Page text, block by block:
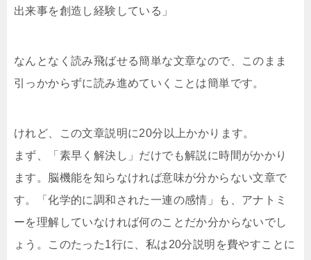
出来事を創造し経験している」
なんとなく読み飛ばせる簡単な文章なので、このまま
引っかからずに読み進めていくことは簡単です。
けれど、この文章説明に20分以上かかります。
まず、「素早く解決し」だけでも解説に時間がかかり
ます。脳機能を知らなければ意味が分からない文章で
す。「化学的に調和された一連の感情」も、アナトミ
ーを理解していなければ何のことだか分からないでし
ょう。このたった1行に、私は20分説明を費やすことに